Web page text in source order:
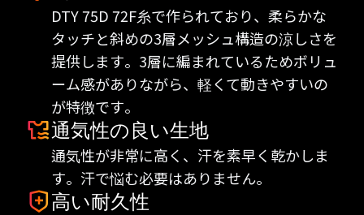
DTY 75D 72F糸で作られており、柔らかな
タッチと斜めの3層メッシュ構造の涼しさを
提供します。3層に編まれているためボリュ
ーム感がありながら、軽くて動きやすいの
が特徴です。
通気性の良い生地
通気性が非常に高く、汗を素早く乾かしま
す。汗で悩む必要はありません。
高い耐久性